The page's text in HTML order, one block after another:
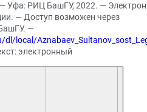
Уфа: РИЦ БашГУ, 2022. —
— Доступ возможен через
—
dl/local/
электронный